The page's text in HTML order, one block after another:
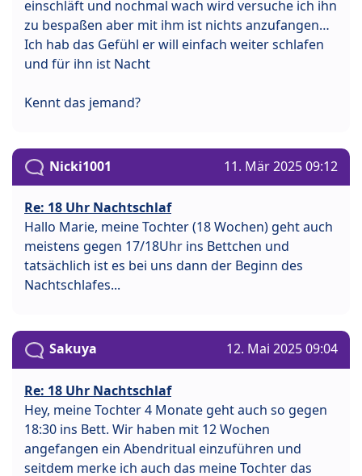
einschläft und nochmal wach wird versuche ich ihn
zu bespaßen aber mit ihm ist nichts anzufangen…
Ich hab das Gefühl er will einfach weiter schlafen
und für ihn ist Nacht
Kennt das jemand?
Nicki1001 11. Mär 2025 09:12
Re: 18 Uhr Nachtschlaf
Hallo Marie, meine Tochter (18 Wochen) geht auch
meistens gegen 17/18Uhr ins Bettchen und
tatsächlich ist es bei uns dann der Beginn des
Nachtschlafes...
Sakuya 12. Mai 2025 09:04
Re: 18 Uhr Nachtschlaf
Hey, meine Tochter 4 Monate geht auch so gegen
18:30 ins Bett. Wir haben mit 12 Wochen
angefangen ein Abendritual einzuführen und
seitdem merke ich auch das meine Tochter das